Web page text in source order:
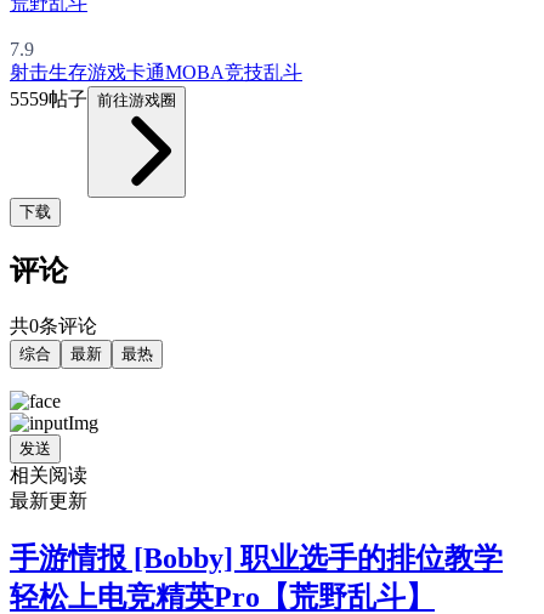
7.9
射击生存游戏卡通MOBA竞技乱斗
5559帖子 前往游戏圈
下载
评论
共0条评论
综合 最新 最热
发送
相关阅读
最新更新
手游情报 [Bobby] 职业选手的排位教学
轻松上电竞精英Pro【荒野乱斗】